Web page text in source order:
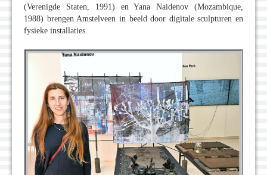
(Verenigde Staten, 1991) en Yana Naidenov (Mozambique,
1988) brengen Amstelveen in beeld door digitale sculpturen en
fysieke installaties.